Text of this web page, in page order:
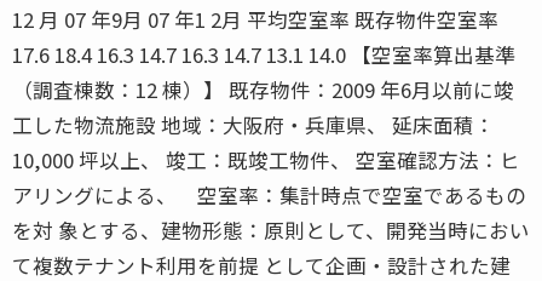
12 月 07 年9月 07 年1 2月 平均空室率 既存物件空室率
17.6 18.4 16.3 14.7 16.3 14.7 13.1 14.0 【空室率算出基準
（調査棟数：12 棟）】 既存物件：2009 年6月以前に竣
工した物流施設 地域：大阪府・兵庫県、 延床面積：
10,000 坪以上、 竣工：既竣工物件、 空室確認方法：ヒ
アリングによる、 空室率：集計時点で空室であるもの
を対 象とする、建物形態：原則として、開発当時におい
て複数テナント利用を前提 として企画・設計された建